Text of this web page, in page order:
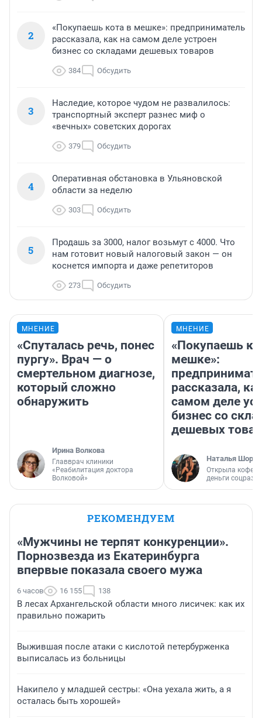
2
«Покупаешь кота в мешке»: предприниматель
рассказала, как на самом деле устроен
бизнес со складами дешевых товаров
384 Обсудить
3
Наследие, которое чудом не развалилось:
транспортный эксперт разнес миф о
«вечных» советских дорогах
379 Обсудить
4
Оперативная обстановка в Ульяновской
области за неделю
303 Обсудить
5
Продашь за 3000, налог возьмут с 4000. Что
нам готовит новый налоговый закон — он
коснется импорта и даже репетиторов
273 Обсудить
МНЕНИЕ
«Спуталась речь, понес
пургу». Врач — о
смертельном диагнозе,
который сложно
обнаружить
Ирина Волкова
Главврач клиники
«Реабилитация доктора
Волковой»
МНЕНИЕ
«Покупаешь
мешке»:
рассказала,
самом деле
бизнес со
дешевых
Наталья
Открыла
деньги
РЕКОМЕНДУЕМ
«Мужчины не терпят конкуренции».
Порнозвезда из Екатеринбурга
впервые показала своего мужа
6 часов 16 155 138
В лесах Архангельской области много лисичек: как их
правильно пожарить
Выжившая после атаки с кислотой петербурженка
выписалась из больницы
Накипело у младшей сестры: «Она уехала жить, а я
осталась быть хорошей»